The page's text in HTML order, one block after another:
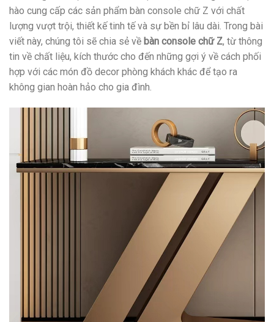
hào cung cấp các sản phẩm bàn console chữ Z với chất
lượng vượt trội, thiết kế tinh tế và sự bền bỉ lâu dài. Trong bài
viết này, chúng tôi sẽ chia sẻ về bàn console chữ Z, từ thông
tin về chất liệu, kích thước cho đến những gợi ý về cách phối
hợp với các món đồ decor phòng khách khác để tạo ra
không gian hoàn hảo cho gia đình.